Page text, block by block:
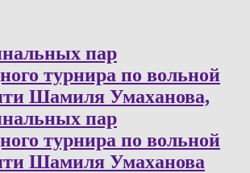
пар
турнира по вольной
Шамиля Умаханова,
пар
турнира по вольной
Шамиля Умаханова